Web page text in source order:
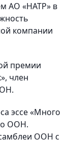
АО «НАТР» в
компании
премии
член
эссе «Много
ООН.
ООН с